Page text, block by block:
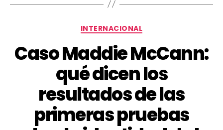
INTERNACIONAL
Caso Maddie McCann:
qué dicen los
resultados de las
primeras pruebas